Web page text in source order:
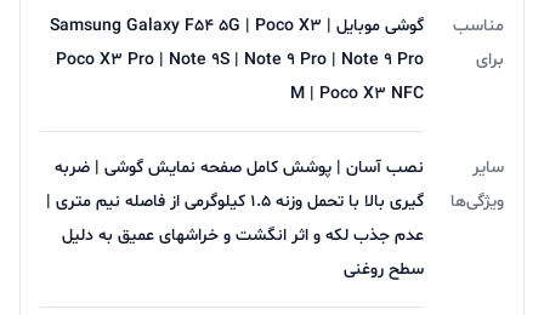
یا تمپرد بالا ، تحمل 2.5 کیلوگرم از فاصله 35 سانتی متری و
ساخته شده از شیشه حرارت دیده و مقاوم میباشد.
مناسب
برای
گوشی موبایل Samsung Galaxy F54 5G | Poco X3 |
Poco X3 Pro | Note 9S | Note 9 Pro | Note 9 Pro
M | Poco X3 NFC
سایر
ویژگی‌ها
نصب آسان | پوشش کامل صفحه نمایش گوشی | ضربه
گیری بالا با تحمل وزنه 1.5 کیلوگرمی از فاصله نیم متری |
عدم جذب لکه و اثر انگشت و خراشهای عمیق به دلیل
سطح روغنی